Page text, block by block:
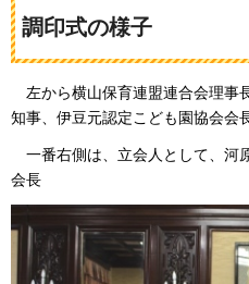
調印式の様子
左から横山保育連盟連合会理事
知事、伊豆元認定こども園協会会
一番右側は、立会人として、河
会長